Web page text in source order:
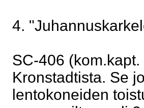
4.
SC-406
Kronstadtista. Se
lentokoneiden